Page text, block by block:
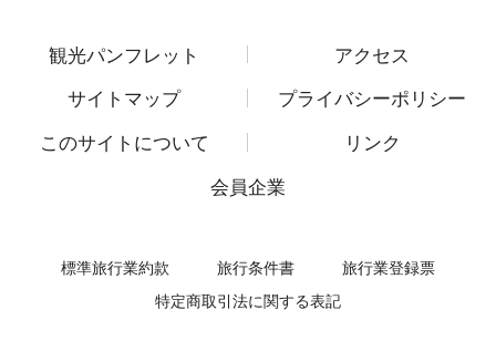
観光パンフレット
アクセス
サイトマップ
プライバシーポリシー
このサイトについて
リンク
会員企業
標準旅行業約款 旅行条件書
旅行業登録票
特定商取引法に関する表記